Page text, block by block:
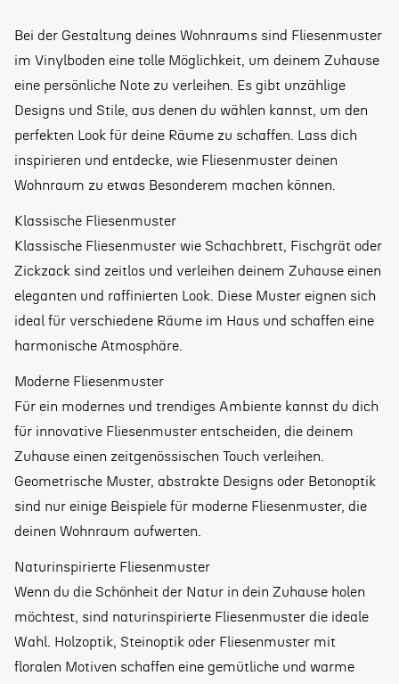
Bei der Gestaltung deines Wohnraums sind Fliesenmuster
im Vinylboden eine tolle Möglichkeit, um deinem Zuhause
eine persönliche Note zu verleihen. Es gibt unzählige
Designs und Stile, aus denen du wählen kannst, um den
perfekten Look für deine Räume zu schaffen. Lass dich
inspirieren und entdecke, wie Fliesenmuster deinen
Wohnraum zu etwas Besonderem machen können.
Klassische Fliesenmuster
Klassische Fliesenmuster wie Schachbrett, Fischgrät oder
Zickzack sind zeitlos und verleihen deinem Zuhause einen
eleganten und raffinierten Look. Diese Muster eignen sich
ideal für verschiedene Räume im Haus und schaffen eine
harmonische Atmosphäre.
Moderne Fliesenmuster
Für ein modernes und trendiges Ambiente kannst du dich
für innovative Fliesenmuster entscheiden, die deinem
Zuhause einen zeitgenössischen Touch verleihen.
Geometrische Muster, abstrakte Designs oder Betonoptik
sind nur einige Beispiele für moderne Fliesenmuster, die
deinen Wohnraum aufwerten.
Naturinspirierte Fliesenmuster
Wenn du die Schönheit der Natur in dein Zuhause holen
möchtest, sind naturinspirierte Fliesenmuster die ideale
Wahl. Holzoptik, Steinoptik oder Fliesenmuster mit
floralen Motiven schaffen eine gemütliche und warme